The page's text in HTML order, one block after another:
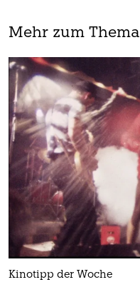
Mehr zum Thema
Kinotipp der Woche